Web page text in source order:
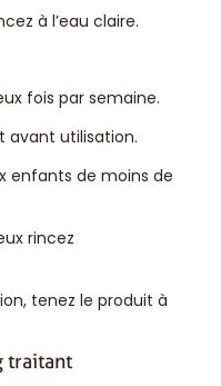
à l’eau claire.
fois par semaine.
avant utilisation.
enfants de moins de
rincez
tenez le produit à
traitant